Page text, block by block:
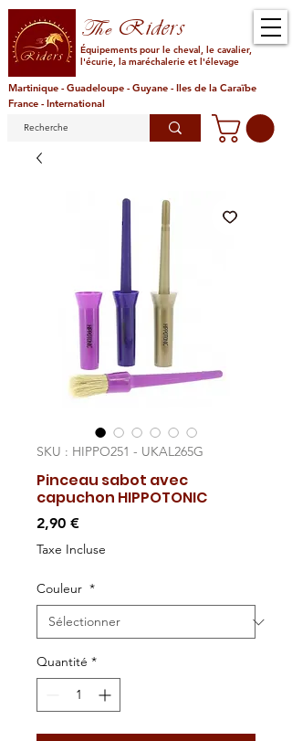
TheRiders
Équipements pour le cheval, le cavalier,
l'écurie, la maréchalerie et l'élevage
Martinique - Guadeloupe - Guyane - Iles de la Caraïbe
France - International
SKU : HIPPO251 - UKAL265G
Pinceau sabot avec
capuchon HIPPOTONIC
2,90 €Prix
Taxe Incluse
Couleur *
Quantité *